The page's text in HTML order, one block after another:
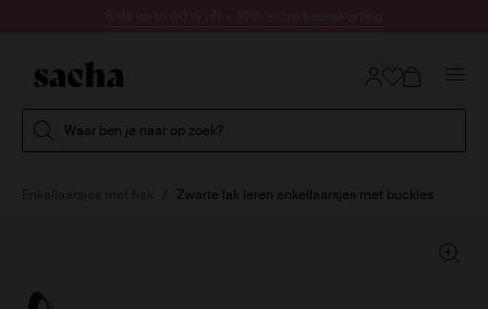
Waar ben je naar op zoek?
Zwarte lak leren enkellaarsjes met buckles